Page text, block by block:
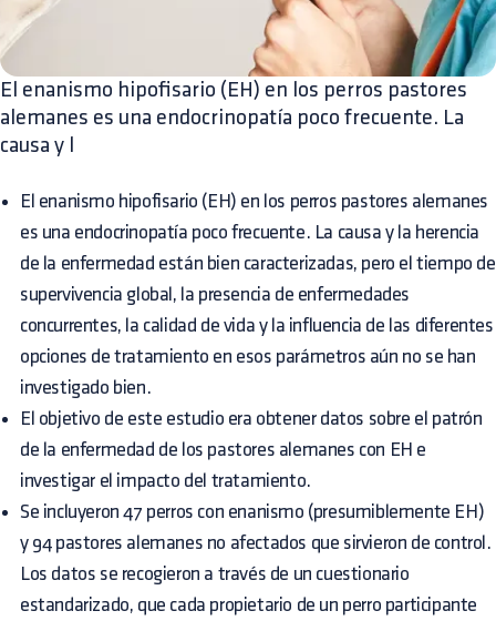
El enanismo hipofisario (EH) en los perros pastores
alemanes es una endocrinopatía poco frecuente. La
causa y l
El enanismo hipofisario (EH) en los perros pastores alemanes
es una endocrinopatía poco frecuente. La causa y la herencia
de la enfermedad están bien caracterizadas, pero el tiempo de
supervivencia global, la presencia de enfermedades
concurrentes, la calidad de vida y la influencia de las diferentes
opciones de tratamiento en esos parámetros aún no se han
investigado bien.
El objetivo de este estudio era obtener datos sobre el patrón
de la enfermedad de los pastores alemanes con EH e
investigar el impacto del tratamiento.
Se incluyeron 47 perros con enanismo (presumiblemente EH)
y 94 pastores alemanes no afectados que sirvieron de control.
Los datos se recogieron a través de un cuestionario
estandarizado, que cada propietario de un perro participante